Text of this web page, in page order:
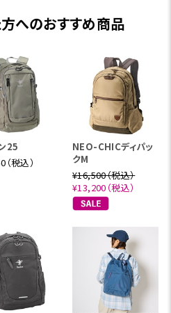
へのおすすめ商品
25
税込）
NEO-CHICディパッ
クM
¥16,500（税込）
¥13,200（税込）